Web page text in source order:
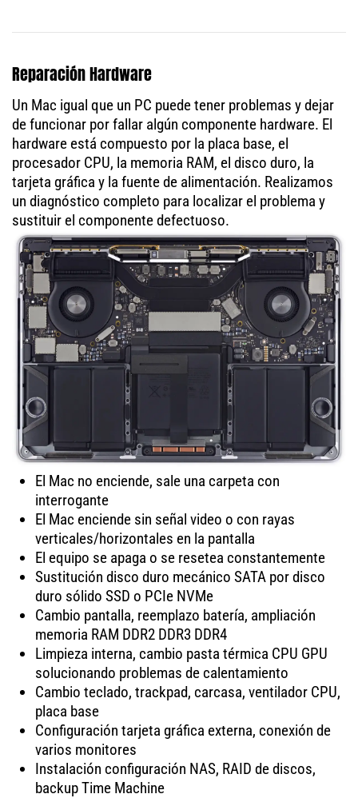
Reparación Hardware
Un Mac igual que un PC puede tener problemas y dejar
de funcionar por fallar algún componente hardware. El
hardware está compuesto por la placa base, el
procesador CPU, la memoria RAM, el disco duro, la
tarjeta gráfica y la fuente de alimentación. Realizamos
un diagnóstico completo para localizar el problema y
sustituir el componente defectuoso.
El Mac no enciende, sale una carpeta con
interrogante
El Mac enciende sin señal video o con rayas
verticales/horizontales en la pantalla
El equipo se apaga o se resetea constantemente
Sustitución disco duro mecánico SATA por disco
duro sólido SSD o PCIe NVMe
Cambio pantalla, reemplazo batería, ampliación
memoria RAM DDR2 DDR3 DDR4
Limpieza interna, cambio pasta térmica CPU GPU
solucionando problemas de calentamiento
Cambio teclado, trackpad, carcasa, ventilador CPU,
placa base
Configuración tarjeta gráfica externa, conexión de
varios monitores
Instalación configuración NAS, RAID de discos,
backup Time Machine